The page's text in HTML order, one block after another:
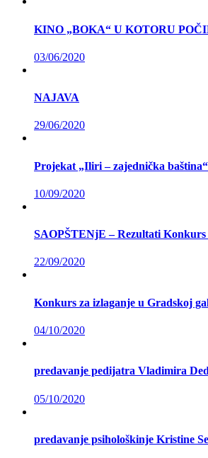
KINO „BOKA“ U KOTORU
03/06/2020
NAJAVA
29/06/2020
Projekat „Iliri – zajednička
10/09/2020
SAOPŠTENjE – Rezultati
22/09/2020
Konkurs za izlaganje u Gradskoj
04/10/2020
predavanje pedijatra Vladimira
05/10/2020
predavanje psihološkinje Kristine